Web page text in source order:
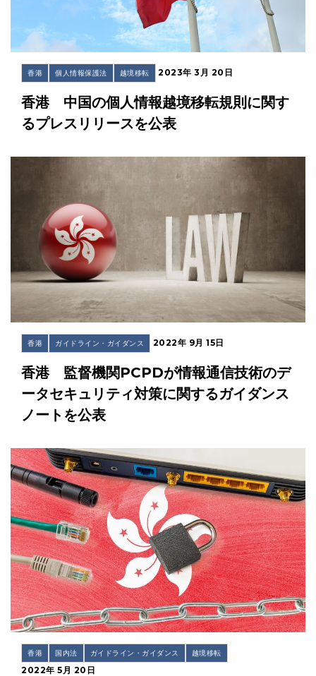
香港 個人情報保護法 越境移転 2023年 3月 20日
香港 中国の個人情報越境移転規則に関す
るプレスリリースを公表
香港 ガイドライン・ガイダンス 2022年 9月 15日
香港 監督機関PCPDが情報通信技術のデ
ータセキュリティ対策に関するガイダンス
ノートを公表
香港 国内法 ガイドライン・ガイダンス 越境移転
2022年 5月 20日